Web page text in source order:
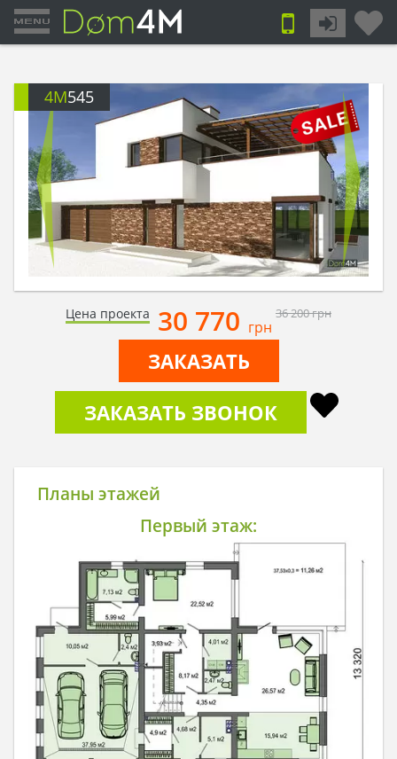
4M545
Цена проекта 30 770 грн
36 200грн
ЗАКАЗАТЬ
ЗАКАЗАТЬ ЗВОНОК
Планы этажей
Первый этаж: